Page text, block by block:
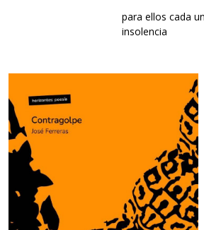
para ellos cada
insolencia